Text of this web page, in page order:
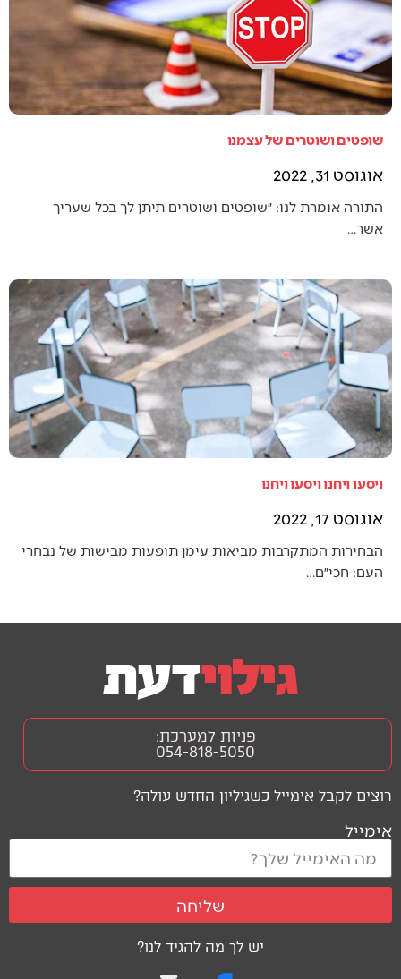
שופטים ושוטרים של עצמנו
אוגוסט 31, 2022
התורה אומרת לנו: ״שופטים ושוטרים תיתן לך בכל שעריך
אשר…
ויסעו ויחנו ויסעו ויחנו
אוגוסט 17, 2022
הבחירות המתקרבות מביאות עימן תופעות מבישות של נבחרי
העם: חכי״ם…
יש לך מה להגיד לנו?
רוצים לקבל אימייל כשגיליון החדש עולה?
אימייל
שליחה
פניות למערכת:
054-818-5050